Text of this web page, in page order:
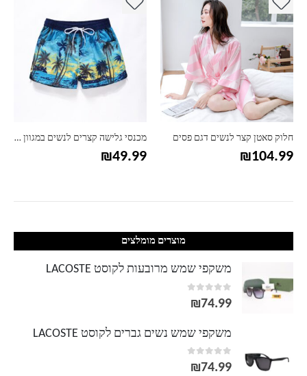
₪49.99
מכנסי גלישה קצרים לנשים דגם סטריפ
₪49.99
מוצרים מומלצים
משקפי שמש מרובעות לקוסט LACOSTE
0
out of 5
₪74.99
משקפי שמש נשים גברים לקוסט LACOSTE
0
out of 5
₪74.99